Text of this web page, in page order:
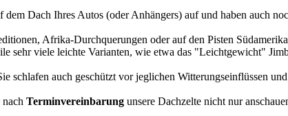
Dach Ihres Autos (oder Anhängers) auf und haben auch
Afrika-Durchquerungen oder auf den Pisten
sehr viele leichte Varianten, wie etwa das "Leichtgewicht"
schlafen auch geschützt vor jeglichen Witterungseinflüssen
Terminvereinbarung unsere Dachzelte nicht nur